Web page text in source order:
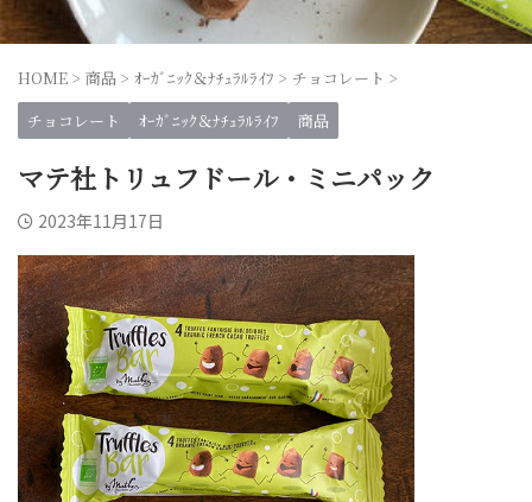
HOME > 商品 > ｵｰｶﾞﾆｯｸ＆ﾅﾁｭﾗﾙﾗｲﾌ > チョコレート >
チョコレート
ｵｰｶﾞﾆｯｸ＆ﾅﾁｭﾗﾙﾗｲﾌ 商品
マテ社トリュフドール・ミニパック
2023年11月17日